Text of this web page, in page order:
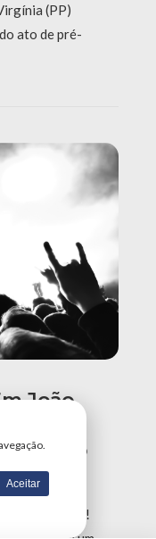
(PP)
ato de pré-
João
Do
tá destruidora!
Aceitar